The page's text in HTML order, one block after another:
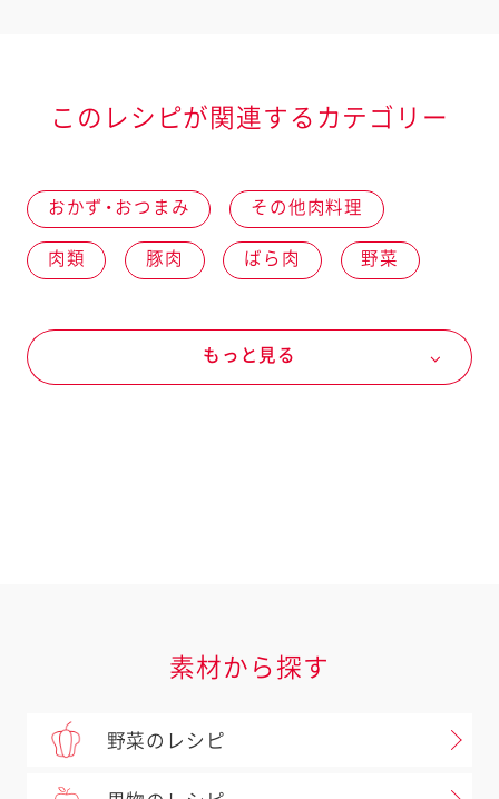
このレシピが関連するカテゴリー
おかず・おつまみ その他肉料理
肉類 豚肉 ばら肉 野菜
マヨネーズなど
もっと見る
素材から探す
野菜のレシピ